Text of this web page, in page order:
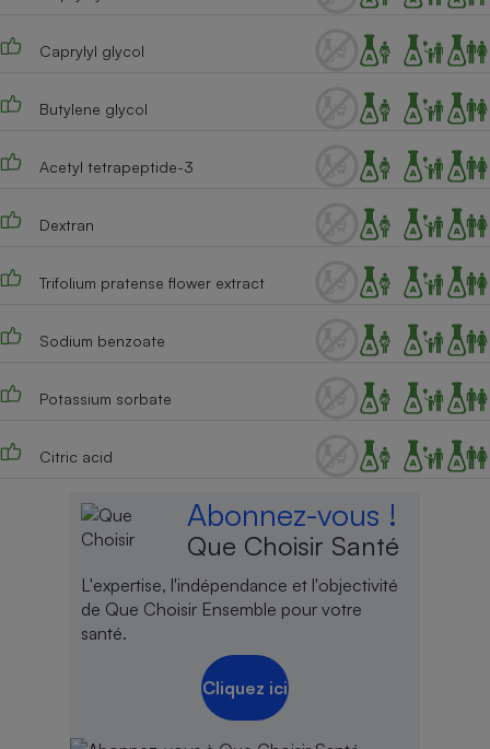
Caprylyl glycol
Butylene glycol
Acetyl tetrapeptide-3
Dextran
Trifolium pratense flower extract
Sodium benzoate
Potassium sorbate
Citric acid
Abonnez-vous !
Que Choisir Santé
L'expertise, l'indépendance et l'objectivité
de Que Choisir Ensemble pour votre
santé.
Cliquez ici